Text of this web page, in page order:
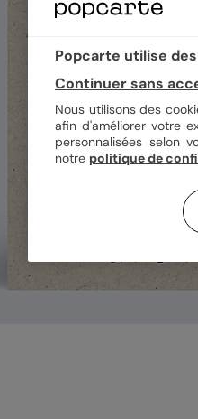
Popcarte utilise
Continuer sans
Nous utilisons des
afin d'améliorer votre
personnalisées selon
notre politique de